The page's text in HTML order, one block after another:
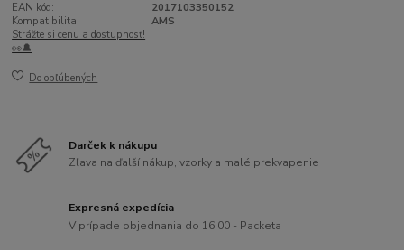
EAN kód:
2017103350152
Kompatibilita:
AMS
Strážte si cenu a dostupnosť!
👀🔔
Do obľúbených
Darček k nákupu
Zľava na ďalší nákup, vzorky a malé prekvapenie
Expresná expedícia
V prípade objednania do 16:00 - Packeta